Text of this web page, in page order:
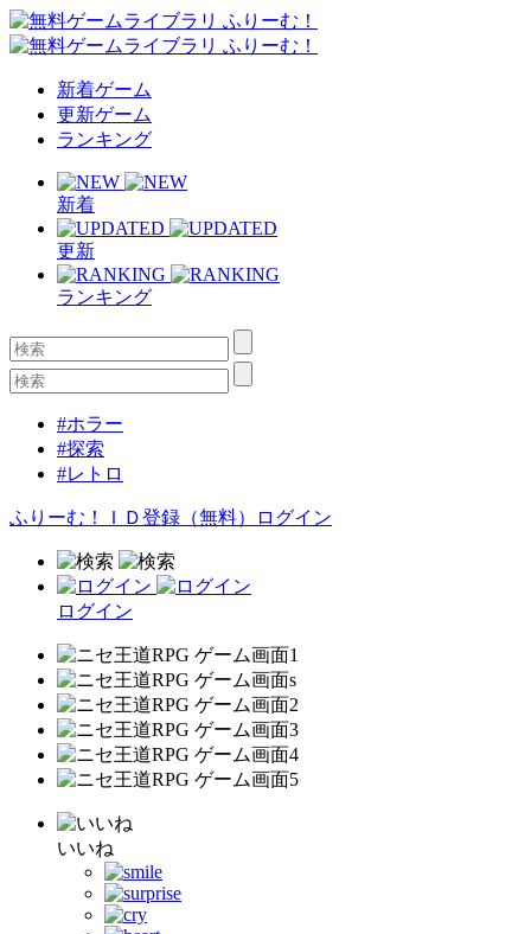
新着ゲーム
更新ゲーム
ランキング
新着
更新
ランキング
#ホラー
#探索
#レトロ
ふりーむ！ＩＤ登録（無料） ログイン
ログイン
いいね